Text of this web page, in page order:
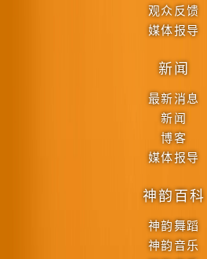
观众反馈
媒体报导
新闻
最新消息
新闻
博客
媒体报导
神韵百科
神韵舞蹈
神韵音乐